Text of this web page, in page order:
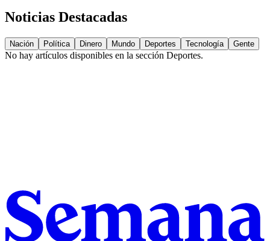
Noticias Destacadas
Nación Política Dinero Mundo Deportes Tecnología Gente
No hay artículos disponibles en la sección Deportes.